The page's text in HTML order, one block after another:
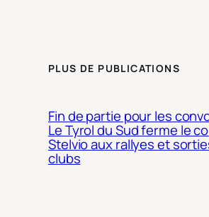
PLUS DE PUBLICATIONS
Fin de partie pour les
Le Tyrol du Sud ferme le
Stelvio aux rallyes et
clubs